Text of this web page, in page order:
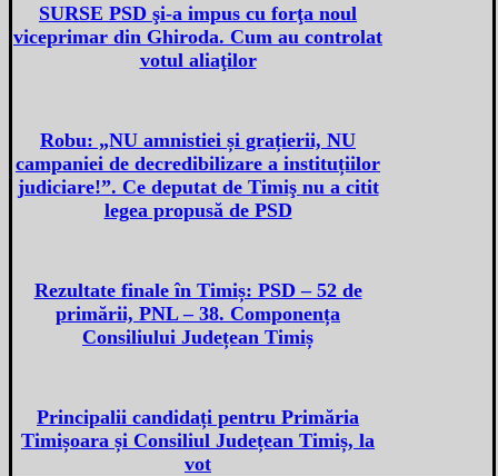
SURSE PSD şi-a impus cu forţa noul
viceprimar din Ghiroda. Cum au controlat
votul aliaţilor
Robu: „NU amnistiei și grațierii, NU
campaniei de decredibilizare a instituțiilor
judiciare!”. Ce deputat de Timiş nu a citit
legea propusă de PSD
Rezultate finale în Timiș: PSD – 52 de
primării, PNL – 38. Componența
Consiliului Județean Timiș
Principalii candidați pentru Primăria
Timișoara și Consiliul Județean Timiș, la
vot